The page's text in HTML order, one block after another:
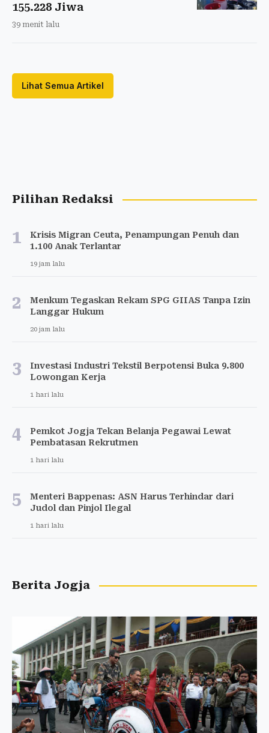
155.228 Jiwa
39 menit lalu
Lihat Semua Artikel
Pilihan Redaksi
1
Krisis Migran Ceuta, Penampungan Penuh dan
1.100 Anak Terlantar
19 jam lalu
2
Menkum Tegaskan Rekam SPG GIIAS Tanpa Izin
Langgar Hukum
20 jam lalu
3
Investasi Industri Tekstil Berpotensi Buka 9.800
Lowongan Kerja
1 hari lalu
4
Pemkot Jogja Tekan Belanja Pegawai Lewat
Pembatasan Rekrutmen
1 hari lalu
5
Menteri Bappenas: ASN Harus Terhindar dari
Judol dan Pinjol Ilegal
1 hari lalu
Berita Jogja